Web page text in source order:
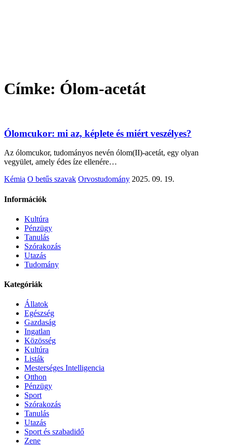
Címke: Ólom-acetát
Ólomcukor: mi az, képlete és miért veszélyes?
Az ólomcukor, tudományos nevén ólom(II)-acetát, egy olyan
vegyület, amely édes íze ellenére…
Kémia O betűs szavak Orvostudomány 2025. 09. 19.
Információk
Kultúra
Pénzügy
Tanulás
Szórakozás
Utazás
Tudomány
Kategóriák
Állatok
Egészség
Gazdaság
Ingatlan
Közösség
Kultúra
Listák
Mesterséges Intelligencia
Otthon
Pénzügy
Sport
Szórakozás
Tanulás
Utazás
Sport és szabadidő
Zene